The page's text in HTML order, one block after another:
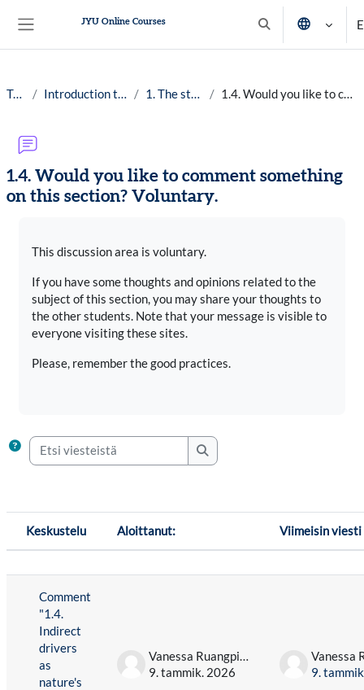
JYU Online Courses
Vaihda hakusyöttöä
Työpöytä Introduction to planetary well-being, 25-26 1. The state of the planet Earth 1.4. Would you like to comment something on this section? Voluntary.
1.4. Would you like to comment something
on this section? Voluntary.
This discussion area is voluntary.
If you have some thoughts and opinions related to the
subject of this section, you may share your thoughts to
the other students. Note that your message is visible to
everyone visiting these sites.
Please, remember the good practices.
Etsi viesteistä
Etsi viesteistä
Tilanne
Keskustelu Aloittanut: Viimeisin viesti
Comment
"1.4.
Indirect
drivers
as
nature's
Vanessa Ruangpiyakul Mariano
9. tammik. 2026
9.